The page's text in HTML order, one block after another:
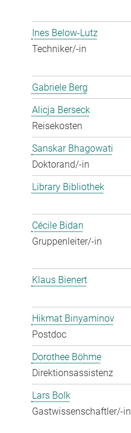
Ines Below-Lutz
Techniker/-in
Gabriele Berg
Alicja Berseck
Reisekosten
Sanskar Bhagowati
Doktorand/-in
Library Bibliothek
Cécile Bidan
Gruppenleiter/-in
Klaus Bienert
Hikmat Binyaminov
Postdoc
Dorothee Böhme
Direktionsassistenz
Lars Bolk
Gastwissenschaftler/-in